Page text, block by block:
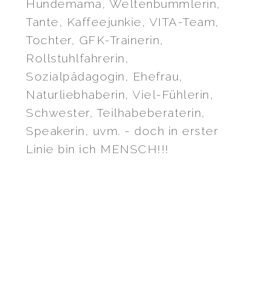
Hundemama, Weltenbummlerin,
Tante, Kaffeejunkie, VITA-Team,
Tochter, GFK-Trainerin,
Rollstuhlfahrerin,
Sozialpädagogin, Ehefrau,
Naturliebhaberin, Viel-Fühlerin,
Schwester, Teilhabeberaterin,
Speakerin, uvm. - doch in erster
Linie bin ich MENSCH!!!